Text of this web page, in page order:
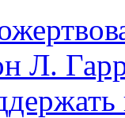
Л.